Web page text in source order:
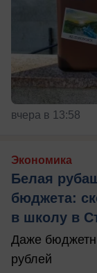
вчера в 13:58
Экономика
Белая
бюджета:
в школу в
Даже
рублей